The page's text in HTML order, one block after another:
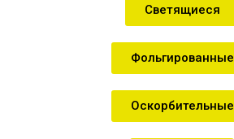
Светящиеся
Фольгированные
Оскорбительные